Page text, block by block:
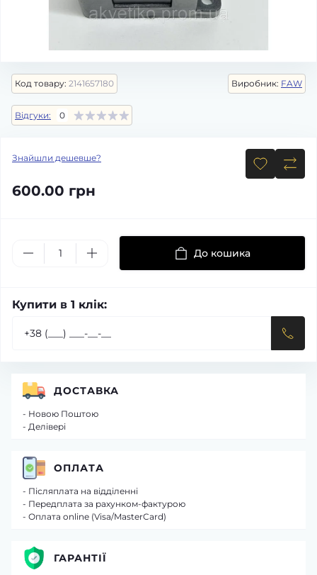
Код товару: 2141657180 Виробник: FAW
Відгуки: 0
Знайшли дешевше?
600.00 грн
До кошика
Купити в 1 клік:
ДОСТАВКА
- Новою Поштою
- Делівері
ОПЛАТА
- Післяплата на відділенні
- Передплата за рахунком-фактурою
- Оплата online (Visa/MasterCard)
ГАРАНТІЇ